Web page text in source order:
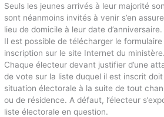
Seuls les jeunes arrivés à leur majorité
sont néanmoins invités à venir s’en
lieu de domicile à leur date d’anniversaire.
Il est possible de télécharger le
inscription sur le site Internet du ministère.
Chaque électeur devant justifier d’une
de vote sur la liste duquel il est inscrit
situation électorale à la suite de tout
ou de résidence. A défaut, l’électeur
liste électorale en question.